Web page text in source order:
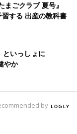
点ですが、知り合
ね。
結果…【育児な
2 #70】
ンのフリースクー
いかと思い、これ
まごクラブ 夏号』
習する 出産の教科書
といっしょに
やか
by